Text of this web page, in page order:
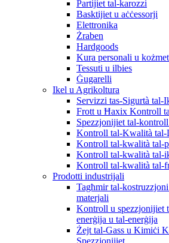
Partijiet tal-karozzi
Basktijiet u aċċessorji
Elettronika
Żraben
Hardgoods
Kura personali u
Tessuti u ilbies
Ġugarelli
Ikel u Agrikoltura
Servizzi tas-Sigurtà tal-
Frott u Ħaxix Kontroll
Spezzjonijiet tal-
Kontroll tal-Kwalità tal-
Kontroll tal-kwalità tal-
Kontroll tal-kwalità tal-
Kontroll tal-kwalità tal-
Prodotti industrijali
Tagħmir tal-
materjali
Kontroll u spezzjonijiet
enerġija u tal-enerġija
Żejt tal-Gass u Kimiċi
Spezzjonijiet